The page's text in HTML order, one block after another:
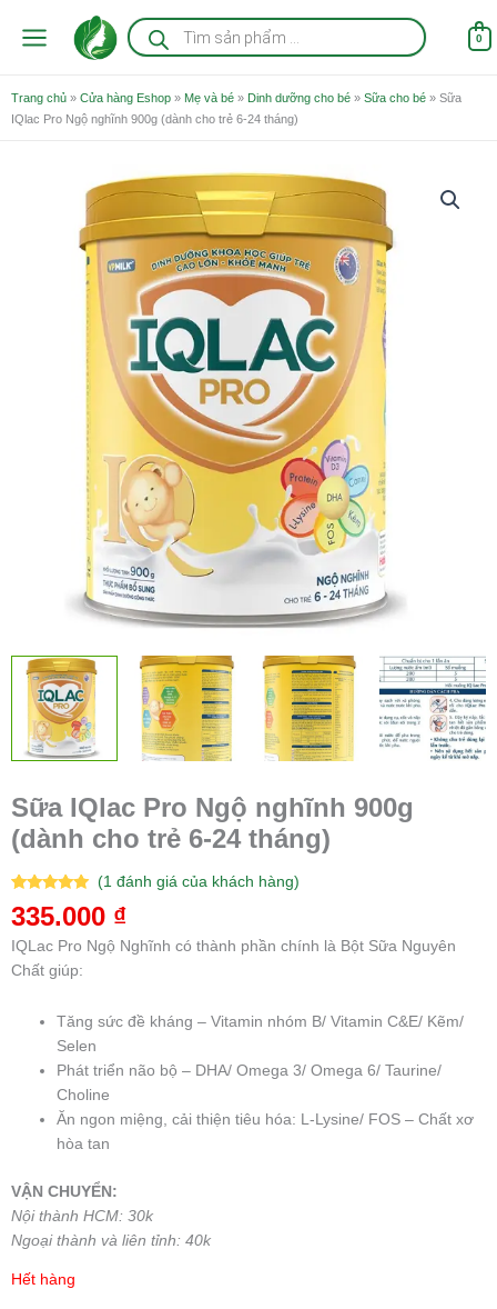
Tìm
kiếm
sản
0
Trang chủ » Cửa hàng Eshop » Mẹ và bé » Dinh dưỡng cho bé » Sữa cho bé » Sữa
IQlac Pro Ngộ nghĩnh 900g (dành cho trẻ 6-24 tháng)
Sữa IQlac Pro Ngộ nghĩnh 900g
(dành cho trẻ 6-24 tháng)
5.00 trên 5
dựa trên
1
(1đánh giá của khách hàng)
335.000 ₫
IQLac Pro Ngộ Nghĩnh có thành phần chính là Bột Sữa Nguyên
Chất giúp:
Tăng sức đề kháng – Vitamin nhóm B/ Vitamin C&E/ Kẽm/
Selen
Phát triển não bộ – DHA/ Omega 3/ Omega 6/ Taurine/
Choline
Ăn ngon miệng, cải thiện tiêu hóa: L-Lysine/ FOS – Chất xơ
hòa tan
VẬN CHUYỂN:
Nội thành HCM: 30k
Ngoại thành và liên tỉnh: 40k
Hết hàng